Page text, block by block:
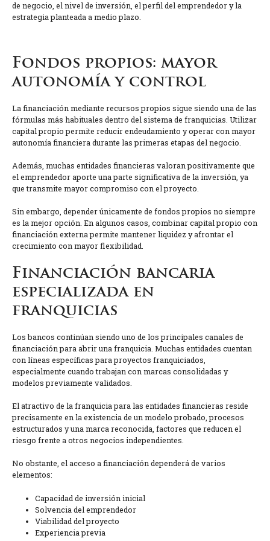
de negocio, el nivel de inversión, el perfil del emprendedor y la
estrategia planteada a medio plazo.
Fondos propios: mayor
autonomía y control
La financiación mediante recursos propios sigue siendo una de las
fórmulas más habituales dentro del sistema de franquicias. Utilizar
capital propio permite reducir endeudamiento y operar con mayor
autonomía financiera durante las primeras etapas del negocio.
Además, muchas entidades financieras valoran positivamente que
el emprendedor aporte una parte significativa de la inversión, ya
que transmite mayor compromiso con el proyecto.
Sin embargo, depender únicamente de fondos propios no siempre
es la mejor opción. En algunos casos, combinar capital propio con
financiación externa permite mantener liquidez y afrontar el
crecimiento con mayor flexibilidad.
Financiación bancaria
especializada en
franquicias
Los bancos continúan siendo uno de los principales canales de
financiación para abrir una franquicia. Muchas entidades cuentan
con líneas específicas para proyectos franquiciados,
especialmente cuando trabajan con marcas consolidadas y
modelos previamente validados.
El atractivo de la franquicia para las entidades financieras reside
precisamente en la existencia de un modelo probado, procesos
estructurados y una marca reconocida, factores que reducen el
riesgo frente a otros negocios independientes.
No obstante, el acceso a financiación dependerá de varios
elementos:
Capacidad de inversión inicial
Solvencia del emprendedor
Viabilidad del proyecto
Experiencia previa